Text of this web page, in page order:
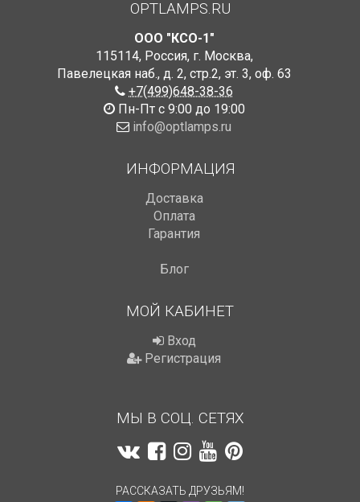
OPTLAMPS.RU
ООО "КСО-1"
115114, Россия, г. Москва,
Павелецкая наб., д. 2, стр.2, эт. 3, оф. 63
+7(499)648-38-36
Пн-Пт с 9:00 до 19:00
info@optlamps.ru
ИНФОРМАЦИЯ
Доставка
Оплата
Гарантия
Блог
МОЙ КАБИНЕТ
Вход
Регистрация
МЫ В СОЦ. СЕТЯХ
РАССКАЗАТЬ ДРУЗЬЯМ!